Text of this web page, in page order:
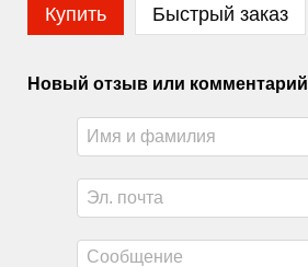
Купить Быстрый заказ
Новый отзыв или комментарий